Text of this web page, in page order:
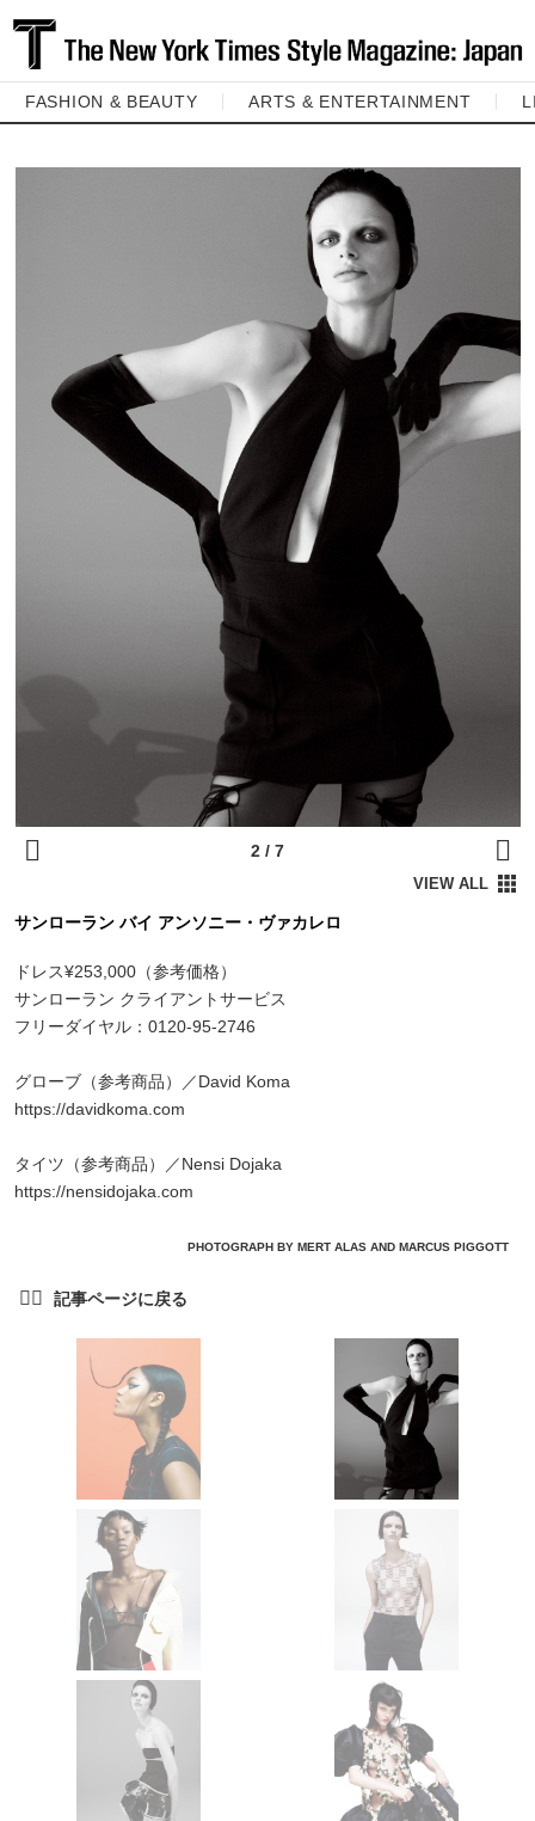
FASHION & BEAUTY ARTS & ENTERTAINMENT
サンローラン バイ アンソニー・ヴァカレロ
ドレス¥253,000（参考価格）
サンローラン クライアントサービス
フリーダイヤル：0120-95-2746
グローブ（参考商品）／David Koma
https://davidkoma.com
タイツ（参考商品）／Nensi Dojaka
https://nensidojaka.com
PHOTOGRAPH BY MERT ALAS AND MARCUS PIGGOTT